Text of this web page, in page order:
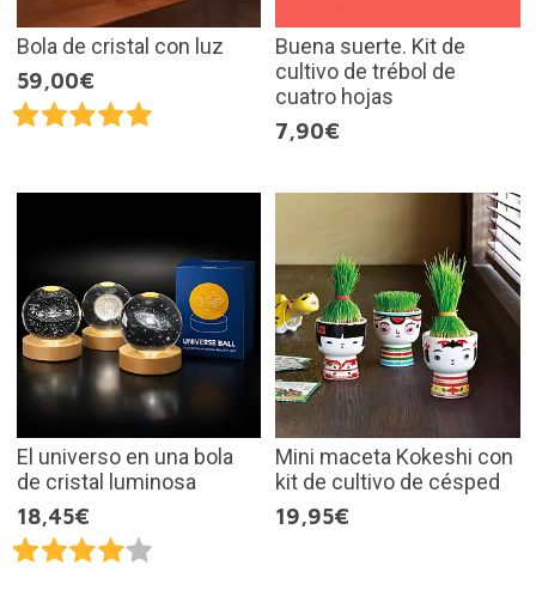
Bola de cristal con luz
59,00€
Buena suerte. Kit de
cultivo de trébol de
cuatro hojas
7,90€
El universo en una bola
de cristal luminosa
18,45€
Mini maceta Kokeshi con
kit de cultivo de césped
19,95€